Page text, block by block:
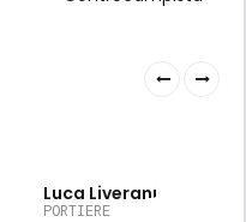
30
Luca Liverani
PORTIERE